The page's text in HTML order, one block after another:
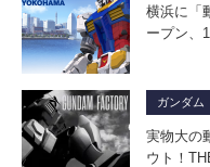
横浜に「
ープン、
ガンダム
実物大の
ウト！